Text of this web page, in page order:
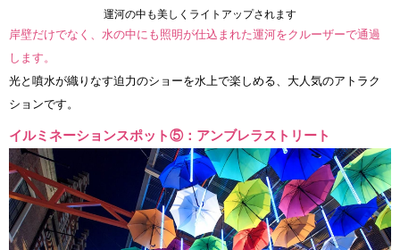
運河の中も美しくライトアップされます
岸壁だけでなく、水の中にも照明が仕込まれた運河をクルーザーで通過
します。
光と噴水が織りなす迫力のショーを水上で楽しめる、大人気のアトラク
ションです。
イルミネーションスポット⑤：アンブレラストリート